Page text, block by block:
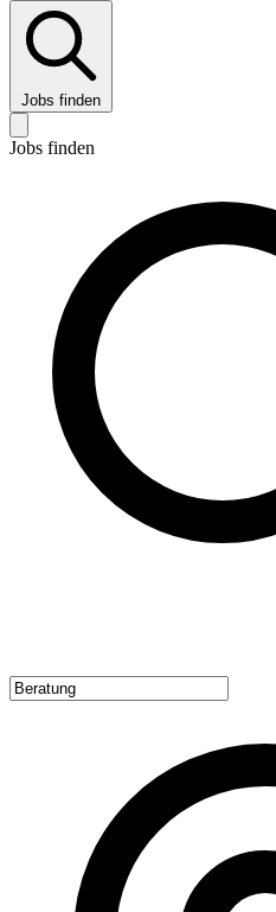
Jobs finden
Jobs finden